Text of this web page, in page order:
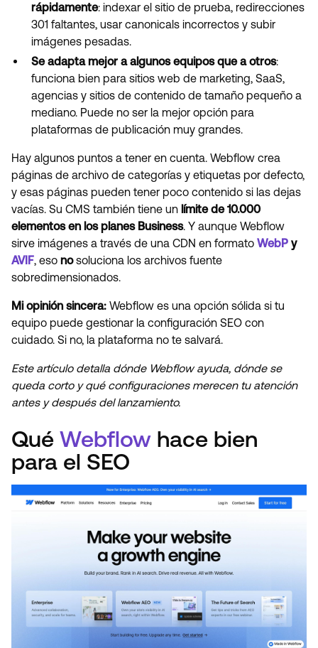
rápidamente: indexar el sitio de prueba, redirecciones
301 faltantes, usar canonicals incorrectos y subir
imágenes pesadas.
Se adapta mejor a algunos equipos que a otros:
funciona bien para sitios web de marketing, SaaS,
agencias y sitios de contenido de tamaño pequeño a
mediano. Puede no ser la mejor opción para
plataformas de publicación muy grandes.
Hay algunos puntos a tener en cuenta. Webflow crea
páginas de archivo de categorías y etiquetas por defecto,
y esas páginas pueden tener poco contenido si las dejas
vacías. Su CMS también tiene un límite de 10.000
elementos en los planes Business. Y aunque Webflow
sirve imágenes a través de una CDN en formato WebP y
AVIF, eso nosoluciona los archivos fuente
sobredimensionados.
Mi opinión sincera: Webflow es una opción sólida si tu
equipo puede gestionar la configuración SEO con
cuidado. Si no, la plataforma no te salvará.
Este artículo detalla dónde Webflow ayuda, dónde se
queda corto y qué configuraciones merecen tu atención
antes y después del lanzamiento.
Qué Webflow hace bien
para el SEO